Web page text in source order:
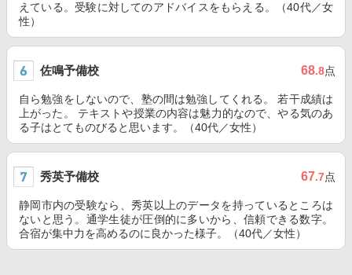
えている。受験に対してのアドバイスをもらえる。（40代／女
性）
佐鳴予備校 68.8点
自ら勉強をしないので、塾の間は勉強してくれる。 若干成績は
上がった。 テキストや授業の内容は魅力的なので、やる気のあ
る子はとてものびると思います。（40代／女性）
秀英予備校 67.7点
静岡市内の受験なら、秀英以上のデータを持っているところは
ないと思う。通学生徒が圧倒的に多いから、信頼できる数字。
合宿が集中力を高めるのに良かった様子。（40代／女性）